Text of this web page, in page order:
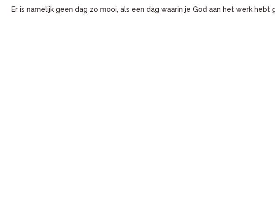
Er is namelijk geen dag zo mooi, als een dag waarin je God aan het werk hebt